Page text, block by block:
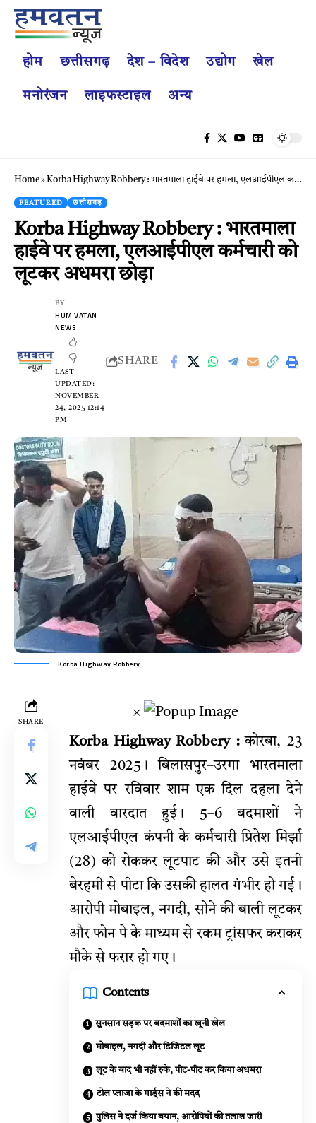
होम छत्तीसगढ़ देश – विदेश उद्योग खेल
मनोरंजन लाइफस्टाइल अन्य
Home» Korba Highway Robbery : भारतमाला हाईवे पर हमला, एलआईपीएल कर्मचारी को लूटकर अधमरा छोड़ा
FEATURED छत्तीसगढ़
Korba Highway Robbery : भारतमाला
हाईवे पर हमला, एलआईपीएल कर्मचारी को
लूटकर अधमरा छोड़ा
LAST
UPDATED:
NOVEMBER
24, 2025 12:14
PM
BY
HUM VATAN
NEWS
SHARE
Korba Highway Robbery
SHARE
×
Korba Highway Robbery :कोरबा, 23
नवंबर 2025। बिलासपुर–उरगा भारतमाला
हाईवे पर रविवार शाम एक दिल दहला देने
वाली वारदात हुई। 5–6 बदमाशों ने
एलआईपीएल कंपनी के कर्मचारी प्रितेश मिर्झा
(28) को रोककर लूटपाट की और उसे इतनी
बेरहमी से पीटा कि उसकी हालत गंभीर हो गई।
आरोपी मोबाइल, नगदी, सोने की बाली लूटकर
और फोन पे के माध्यम से रकम ट्रांसफर कराकर
मौके से फरार हो गए।
Contents
सुनसान सड़क पर बदमाशों का खूनी खेल
मोबाइल, नगदी और डिजिटल लूट
लूट के बाद भी नहीं रुके, पीट-पीट कर किया अधमरा
टोल प्लाजा के गार्ड्स ने की मदद
पुलिस ने दर्ज किया बयान, आरोपियों की तलाश जारी